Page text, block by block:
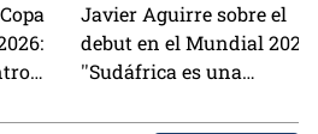
Javier Aguirre sobre el
debut en el Mundial 2026:
''Sudáfrica es una